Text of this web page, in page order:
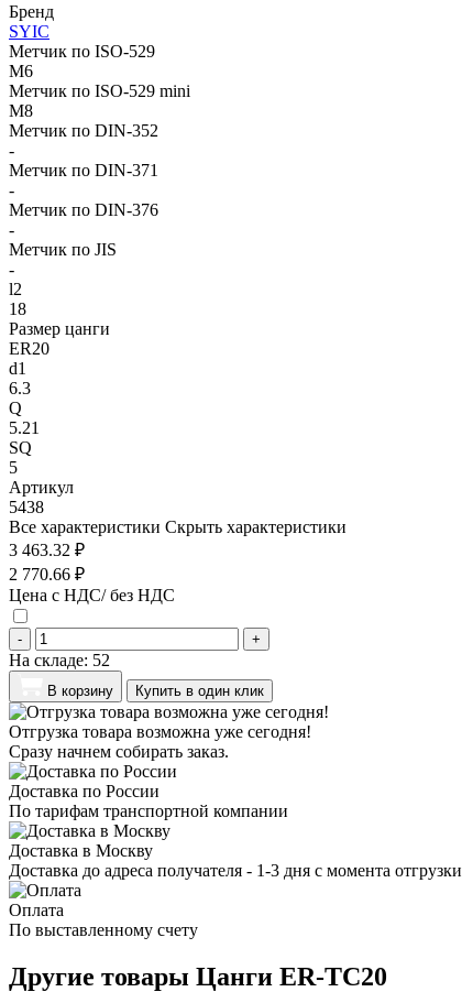
Бренд
SYIC
Метчик по ISO-529
M6
Метчик по ISO-529 mini
M8
Метчик по DIN-352
-
Метчик по DIN-371
-
Метчик по DIN-376
-
Метчик по JIS
-
l2
18
Размер цанги
ER20
d1
6.3
Q
5.21
SQ
5
Артикул
5438
Все характеристики Скрыть характеристики
3 463.32 ₽
2 770.66 ₽
Цена с НДС/ без НДС
- +
На складе: 52
В корзину Купить в один клик
Отгрузка товара возможна уже сегодня!
Сразу начнем собирать заказ.
Доставка по России
По тарифам транспортной компании
Доставка в Москву
Доставка до адреса получателя - 1-3 дня с момента отгрузки
Оплата
По выставленному счету
Другие товары Цанги ER-TC20